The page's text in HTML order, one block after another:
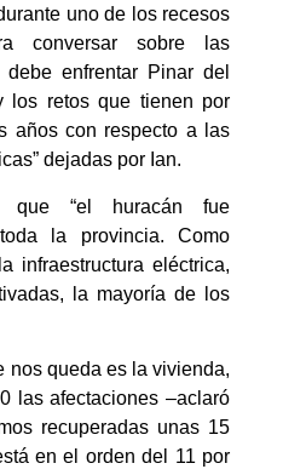
uno de los recesos
conversar sobre las
enfrentar Pinar del
los retos que tienen por
años con respecto a las
dejadas por Ian.
que “el huracán fue
la provincia. Como
infraestructura eléctrica,
la mayoría de los
nos queda es la vivienda,
las afectaciones –aclaró
recuperadas unas 15
en el orden del 11 por